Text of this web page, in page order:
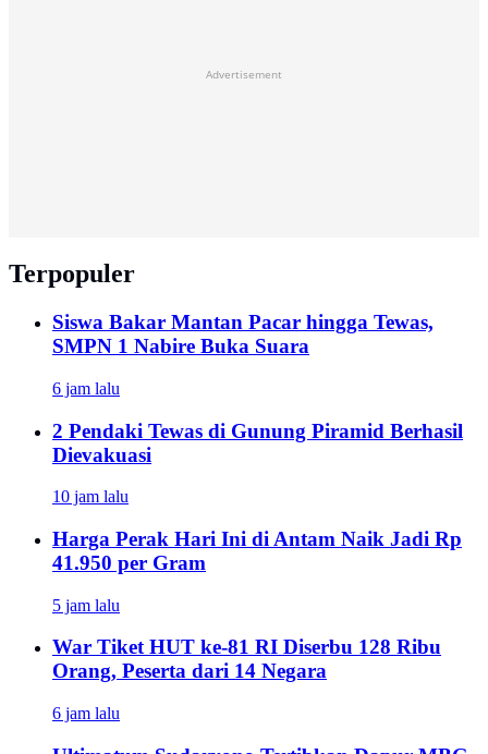
Advertisement
Terpopuler
Siswa Bakar Mantan Pacar hingga Tewas,
SMPN 1 Nabire Buka Suara
6 jam lalu
2 Pendaki Tewas di Gunung Piramid Berhasil
Dievakuasi
10 jam lalu
Harga Perak Hari Ini di Antam Naik Jadi Rp
41.950 per Gram
5 jam lalu
War Tiket HUT ke-81 RI Diserbu 128 Ribu
Orang, Peserta dari 14 Negara
6 jam lalu